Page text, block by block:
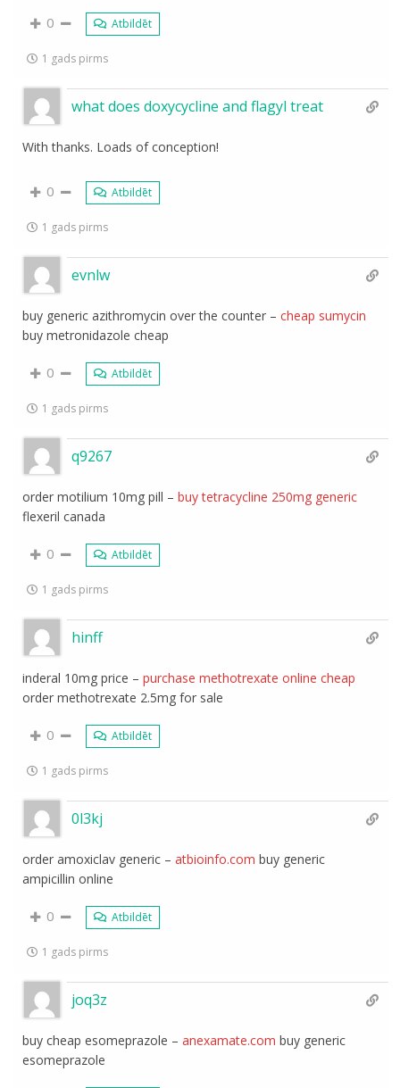
0 Atbildēt
1 gads pirms
what does doxycycline and flagyl treat
With thanks. Loads of conception!
0 Atbildēt
1 gads pirms
evnlw
buy generic azithromycin over the counter –cheap sumycin
buy metronidazole cheap
0 Atbildēt
1 gads pirms
q9267
order motilium 10mg pill –buy tetracycline 250mg generic
flexeril canada
0 Atbildēt
1 gads pirms
hinff
inderal 10mg price –purchase methotrexate online cheap
order methotrexate 2.5mg for sale
0 Atbildēt
1 gads pirms
0l3kj
order amoxiclav generic –atbioinfo.com buy generic
ampicillin online
0 Atbildēt
1 gads pirms
joq3z
buy cheap esomeprazole –anexamate.com buy generic
esomeprazole